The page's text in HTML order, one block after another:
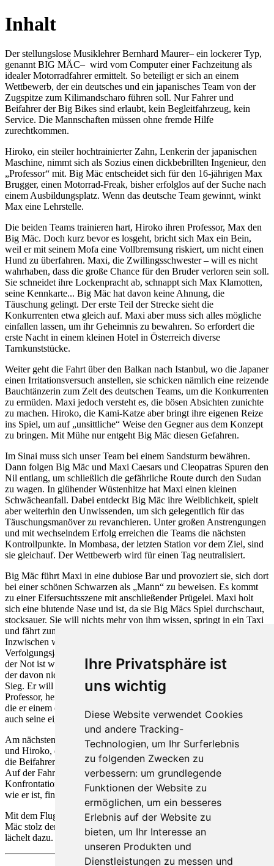
Ihre Privatsphäre ist
uns wichtig
Diese Website verwendet Cookies
und andere Tracking-
Technologien, um Ihr Surferlebnis
zu folgenden Zwecken zu
verbessern: um grundlegende
Funktionen der Website zu
ermöglichen, um ein besseres
Erlebnis auf der Website zu
bieten, um Ihr Interesse an
unseren Produkten und
Dienstleistungen zu messen und
Inhalt
Der stellungslose Musiklehrer Bernhard Maurer– ein lockerer Typ,
genannt BIG MÄC– wird vom Computer einer Fachzeitung als
idealer Motorradfahrer ermittelt. So beteiligt er sich an einem
Wettbewerb, der ein deutsches und ein japanisches Team von der
Zugspitze zum Kilimandscharo führen soll. Nur Fahrer und
Beifahrer der Big Bikes sind erlaubt, kein Begleitfahrzeug, kein
Service. Die Mannschaften müssen ohne fremde Hilfe
zurechtkommen.
Hiroko, ein steiler hochtrainierter Zahn, Lenkerin der japanischen
Maschine, nimmt sich als Sozius einen dickbebrillten Ingenieur, den
„Professor“ mit. Big Mäc entscheidet sich für den 16-jährigen Max
Brugger, einen Motorrad-Freak, bisher erfolglos auf der Suche nach
einem Ausbildungsplatz. Wenn das deutsche Team gewinnt, winkt
Max eine Lehrstelle.
Die beiden Teams trainieren hart, Hiroko ihren Professor, Max den
Big Mäc. Doch kurz bevor es losgeht, bricht sich Max ein Bein,
weil er mit seinem Mofa eine Vollbremsung riskiert, um nicht einen
Hund zu überfahren. Maxi, die Zwillingsschwester – will es nicht
wahrhaben, dass die große Chance für den Bruder verloren sein soll.
Sie schneidet ihre Lockenpracht ab, schnappt sich Max Klamotten,
seine Kennkarte... Big Mäc hat davon keine Ahnung, die
Täuschung gelingt. Der erste Teil der Strecke sieht die
Konkurrenten etwa gleich auf. Maxi aber muss sich alles mögliche
einfallen lassen, um ihr Geheimnis zu bewahren. So erfordert die
erste Nacht in einem kleinen Hotel in Österreich diverse
Tarnkunststücke.
Weiter geht die Fahrt über den Balkan nach Istanbul, wo die Japaner
einen Irritationsversuch anstellen, sie schicken nämlich eine reizende
Bauchtänzerin zum Zelt des deutschen Teams, um die Konkurrenten
zu ermüden. Maxi jedoch versteht es, die bösen Absichten zunichte
zu machen. Hiroko, die Kami-Katze aber bringt ihre eigenen Reize
ins Spiel, um auf „unsittliche“ Weise den Gegner aus dem Konzept
zu bringen. Mit Mühe nur entgeht Big Mäc diesen Gefahren.
Im Sinai muss sich unser Team bei einem Sandsturm bewähren.
Dann folgen Big Mäc und Maxi Caesars und Cleopatras Spuren den
Nil entlang, um schließlich die gefährliche Route durch den Sudan
zu wagen. In glühender Wüstenhitze hat Maxi einen kleinen
Schwächeanfall. Dabei entdeckt Big Mäc ihre Weiblichkeit, spielt
aber weiterhin den Unwissenden, um sich gelegentlich für das
Täuschungsmanöver zu revanchieren. Unter großen Anstrengungen
und mit wechselndem Erfolg erreichen die Teams die nächsten
Kontrollpunkte. In Mombasa, der letzten Station vor dem Ziel, sind
sie gleichauf. Der Wettbewerb wird für einen Tag neutralisiert.
Big Mäc führt Maxi in eine dubiose Bar und provoziert sie, sich dort
bei einer schönen Schwarzen als „Mann“ zu beweisen. Es kommt
zu einer Eifersuchtsszene mit anschließender Prügelei. Maxi holt
sich eine blutende Nase und ist, da sie Big Mäcs Spiel durchschaut,
stocksauer. Sie will nichts mehr von ihm wissen, springt in ein Taxi
und fährt zum Flughafen. Big Mäc brettert ihr nach. Maxi bleibt stur.
Inzwischen wird Big Mäcs Motorrad gestohlen. Es gibt eine wilde
Verfolgungsjagd hinter den Dieben her – vergeblich. Die Retterin in
der Not ist wer? - Maxi! Sie erobert die Maschine zurück. Big Mäc,
der davon nichts weiß, resigniert und gratuliert Hiroko schon zum
Sieg. Er will nur noch einen schönen Abend mit ihr verbringen. Der
Professor, heimtückisch, weiß nicht, dass er mit seiner K.O.-Pille,
die er einem exotischen Drink beigibt, nicht nur Big Mäc, sondern
auch seine eigene Partnerin in Tiefschlaf versetzt.
Am nächsten Morgen, beim Start zum Endspurt, fehlen Big Mäc
und Hiroko, die betäubt unter Palmen am Strand liegen. So müssen
die Beifahrer, beide wild entschlossen, den Wettbewerb entscheiden.
Auf der Fahrt querfeldein verliert der Professor bei einer
Konfrontation mit einem Elefanten seine Brille. Stark kurzsichtig,
wie er ist, findet er den Kilimandscharo nicht. Und Maxi gewinnt.
Mit dem Flugzeug nach Mombasa zurückgebracht, hält Maxi Big
Mäc stolz den Scheck von 50 Mille unter die Nase – und Hiroko
lächelt dazu.